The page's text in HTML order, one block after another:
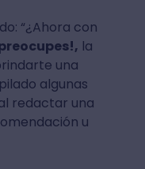
“¿Ahora con
la
una
algunas
redactar una
u